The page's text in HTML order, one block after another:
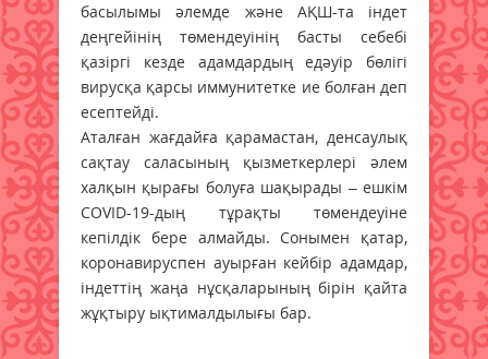
басылымы әлемде және АҚШ-та індет
деңгейінің төмендеуінің басты себебі
қазіргі кезде адамдардың едәуір бөлігі
вирусқа қарсы иммунитетке ие болған деп
есептейді.⠀
Аталған жағдайға қарамастан, денсаулық
сақтау саласының қызметкерлері әлем
халқын қырағы болуға шақырады – ешкім
COVID-19-дың тұрақты төмендеуіне
кепілдік бере алмайды. Сонымен қатар,
коронавируспен ауырған кейбір адамдар,
індеттің жаңа нұсқаларының бірін қайта
жұқтыру ықтималдылығы бар.